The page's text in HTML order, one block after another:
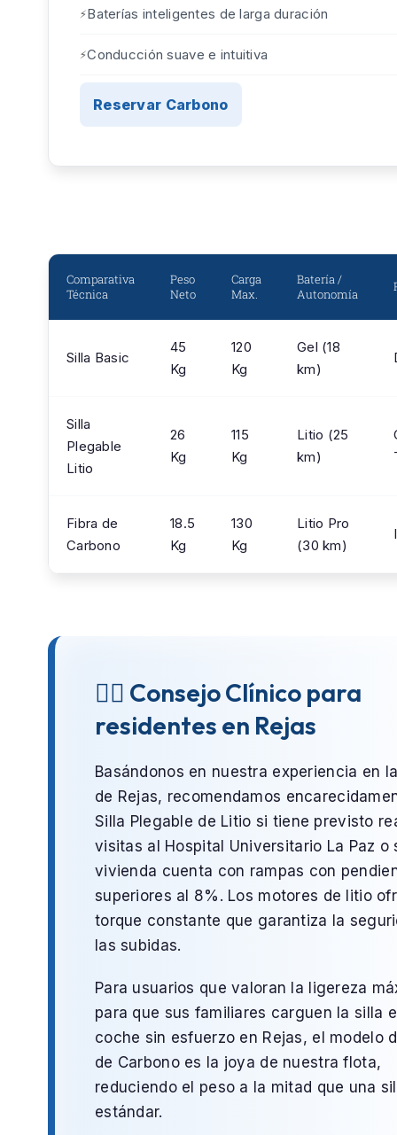
Baterías inteligentes de larga duración
Conducción suave e intuitiva
Reservar Carbono
Comparativa
Técnica
Peso
Neto
Carga
Max.
Batería /
Autonomía
Silla Basic
45
Kg
120
Kg
Gel (18
km)
Silla
Plegable
Litio
26
Kg
115
Kg
Litio (25
km)
Fibra de
Carbono
18.5
Kg
130
Kg
Litio Pro
(30 km)
👨‍⚕️ Consejo Clínico para
residentes en Rejas
Basándonos en nuestra experiencia en
de Rejas, recomendamos
Silla Plegable de Litio si tiene previsto
visitas al Hospital Universitario La Paz o
vivienda cuenta con rampas con
superiores al 8%. Los motores de litio
torque constante que garantiza la
las subidas.
Para usuarios que valoran la ligereza
para que sus familiares carguen la silla
coche sin esfuerzo en Rejas, el modelo
de Carbonoes la joya de nuestra flota,
reduciendo el peso a la mitad que una
estándar.